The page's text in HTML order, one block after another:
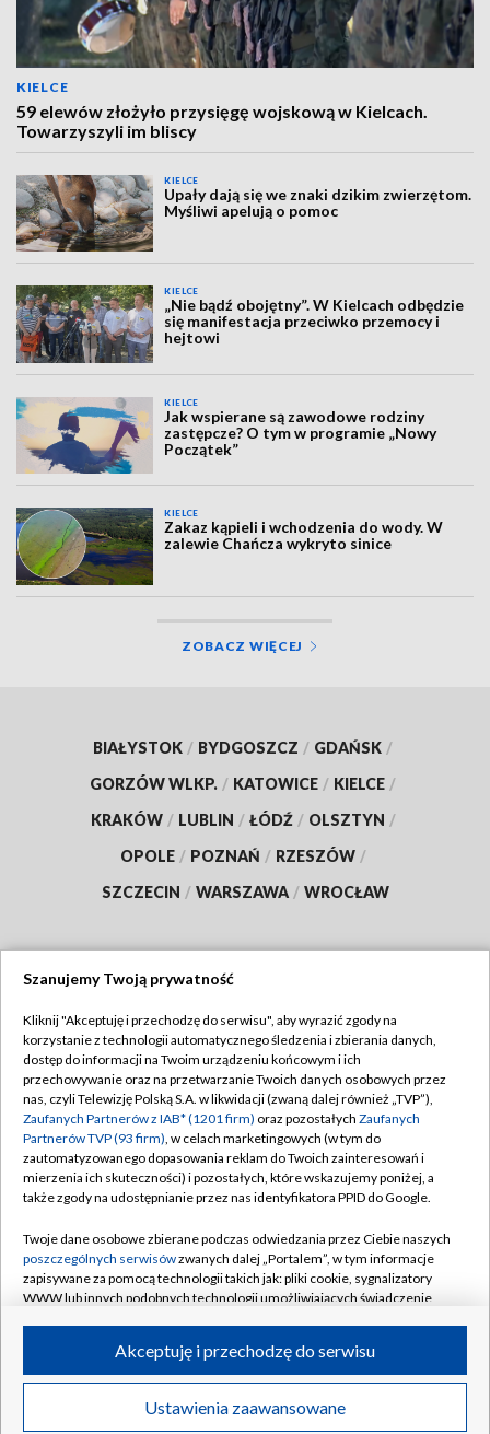
KIELCE
59 elewów złożyło przysięgę wojskową w Kielcach.
Towarzyszyli im bliscy
KIELCE
Upały dają się we znaki dzikim zwierzętom.
Myśliwi apelują o pomoc
KIELCE
„Nie bądź obojętny”. W Kielcach odbędzie
się manifestacja przeciwko przemocy i
hejtowi
KIELCE
Jak wspierane są zawodowe rodziny
zastępcze? O tym w programie „Nowy
Początek”
KIELCE
Zakaz kąpieli i wchodzenia do wody. W
zalewie Chańcza wykryto sinice
ZOBACZ WIĘCEJ
BIAŁYSTOK / BYDGOSZCZ / GDAŃSK /
GORZÓW WLKP. / KATOWICE / KIELCE /
KRAKÓW / LUBLIN / ŁÓDŹ / OLSZTYN /
OPOLE / POZNAŃ / RZESZÓW /
SZCZECIN / WARSZAWA / WROCŁAW
TVP
Abonament TVP
Emisja w TVP
Centrum informacji TVP
Naziemna Telewizja Cyfrowa
Rada Programowa
System NOS
Informacje o nadawcy
Program dla prasy
Regulamin TVP
Polityka prywatności
Moje zgody
Pomoc
Kontakt
Kanały
©2026 Telewizja Polska S.A. w likwidacji
Szanujemy Twoją prywatność
Kliknij "Akceptuję i przechodzę do serwisu", aby wyrazić zgody na
korzystanie z technologii automatycznego śledzenia i zbierania danych,
dostęp do informacji na Twoim urządzeniu końcowym i ich
przechowywanie oraz na przetwarzanie Twoich danych osobowych przez
nas, czyli Telewizję Polską S.A. w likwidacji (zwaną dalej również „TVP”),
Zaufanych Partnerów z IAB* (1201 firm) oraz pozostałych Zaufanych
Partnerów TVP (93 firm), w celach marketingowych (w tym do
zautomatyzowanego dopasowania reklam do Twoich zainteresowań i
mierzenia ich skuteczności) i pozostałych, które wskazujemy poniżej, a
także zgody na udostępnianie przez nas identyfikatora PPID do Google.
Twoje dane osobowe zbierane podczas odwiedzania przez Ciebie naszych
poszczególnych serwisówzwanych dalej „Portalem”, w tym informacje
zapisywane za pomocą technologii takich jak: pliki cookie, sygnalizatory
WWW lub innych podobnych technologii umożliwiających świadczenie
ruchu w Internecie.
Twoje dane osobowe zbierane podczas odwiedzania przez Ciebie
poszczególnych serwisówna Portalu, takie jak adresy IP, identyfikatory
Ustawienia zaawansowane
Akceptuję i przechodzę do serwisu